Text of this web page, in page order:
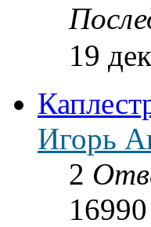
19
Игорь
2
16990